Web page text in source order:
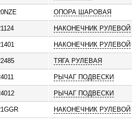
ОПОРА ШАРОВАЯ
НАКОНЕЧНИК РУЛЕВОЙ
НАКОНЕЧНИК РУЛЕВОЙ
ТЯГА РУЛЕВАЯ
РЫЧАГ ПОДВЕСКИ
РЫЧАГ ПОДВЕСКИ
НАКОНЕЧНИК РУЛЕВОЙ